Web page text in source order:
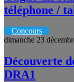
téléphone /
Concours
dimanche 23
Découverte
DRA1